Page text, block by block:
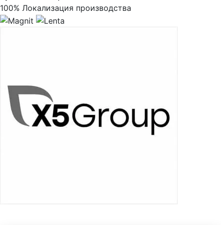
100% Локализация производства